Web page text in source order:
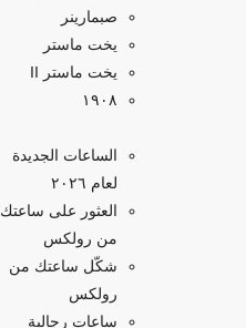
صبمارينر
يخت ماستر
يخت ماستر II
۱۹۰۸
الساعات الجديدة
لعام ٢٠٢٦
العثور على ساعتك
من رولكس
شكّل ساعتك من
رولكس
ساعات رجالية